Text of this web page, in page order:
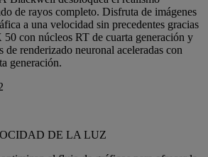
de rayos completo. Disfruta de imágenes
a una velocidad sin precedentes gracias
con núcleos RT de cuarta generación y
de renderizado neuronal aceleradas con
generación.
DE LA LUZ